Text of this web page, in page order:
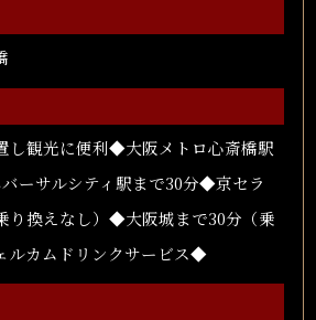
し観光に便利◆大阪メトロ心斎橋駅
ーサルシティ駅まで30分◆京セラ
り換えなし）◆大阪城まで30分（乗
ルカムドリンクサービス◆